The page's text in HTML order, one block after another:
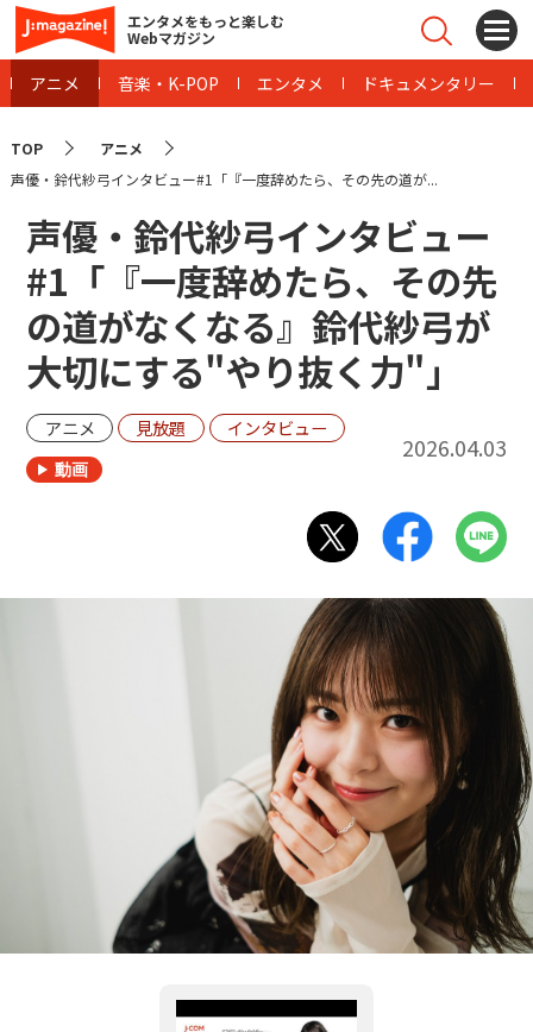
エンタメをもっと楽しむ
Webマガジン
アニメ 音楽・K-POP エンタメ ドキュメンタリー
TOP
アニメ
声優・鈴代紗弓インタビュー#1「『一度辞めたら、その先の道が...
声優・鈴代紗弓インタビュー
#1「『一度辞めたら、その先
の道がなくなる』鈴代紗弓が
大切にする"やり抜く力"」
アニメ 見放題 インタビュー
2026.04.03